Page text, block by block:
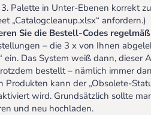
Palette in Unter-Ebenen korrekt
„Catalogcleanup.xlsx“ anfordern.)
Sie die Bestell-Codes
– die 3 x von Ihnen
ein. Das System weiß dann,
bestellt – nämlich immer
Produkten kann der „Obsolete-
wird. Grundsätzlich sollte
und neu hochladen.